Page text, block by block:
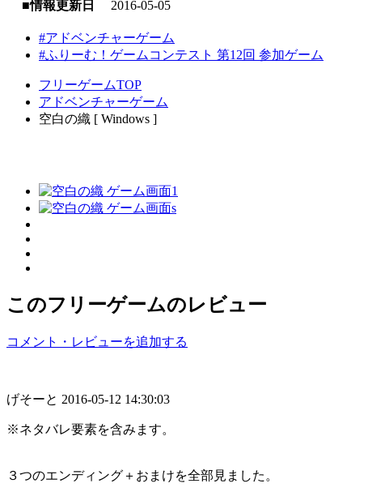
■情報更新日
2016-05-05
#アドベンチャーゲーム
#ふりーむ！ゲームコンテスト 第12回 参加ゲーム
フリーゲームTOP
アドベンチャーゲーム
空白の織 [ Windows ]
このフリーゲームのレビュー
コメント・レビューを追加する
げそーと 2016-05-12 14:30:03
※ネタバレ要素を含みます。
３つのエンディング＋おまけを全部見ました。